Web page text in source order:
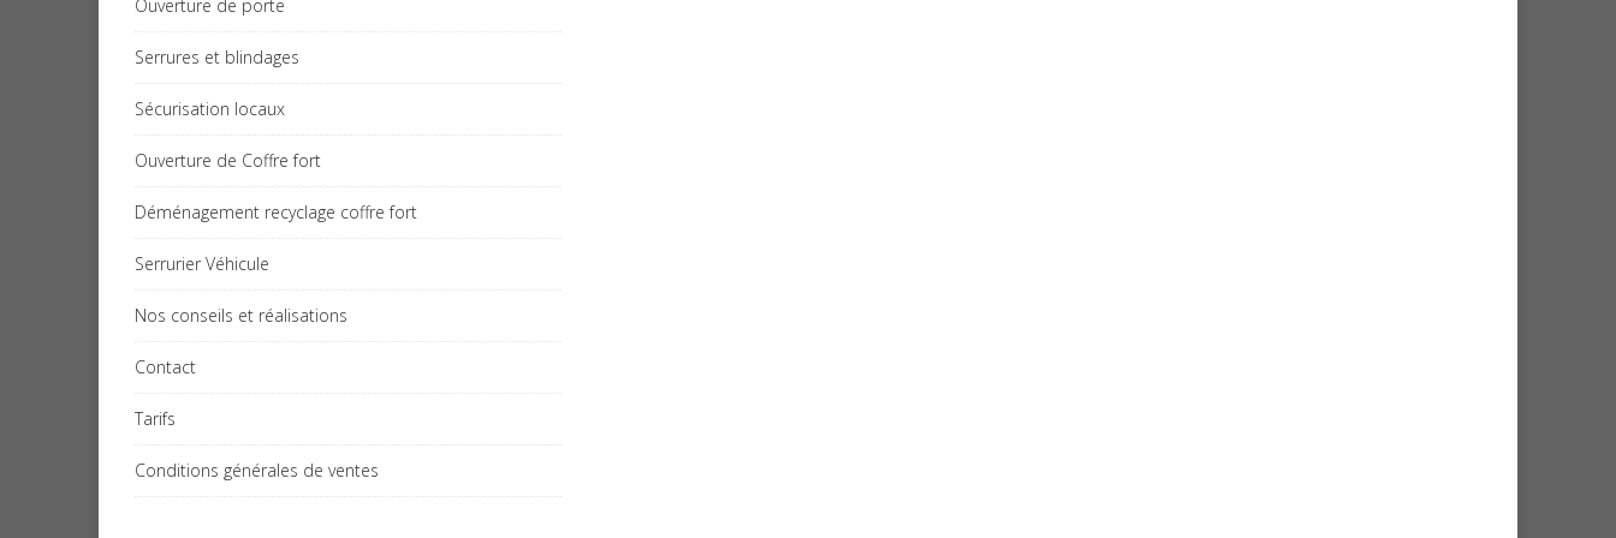
Ouverture de porte
Serrures et blindages
Sécurisation locaux
Ouverture de Coffre fort
Déménagement recyclage coffre fort
Serrurier Véhicule
Nos conseils et réalisations
Contact
Tarifs
Conditions générales de ventes